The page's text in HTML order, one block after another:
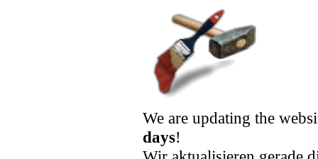
We are updating the
days!